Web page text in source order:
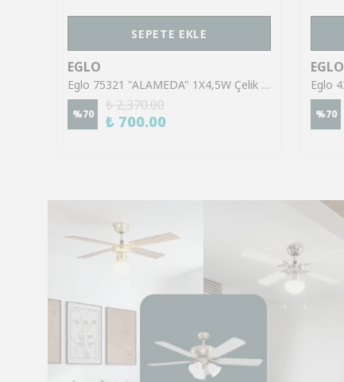
SEPETE EKLE
EGLO
Eglo 75321 "ALAMEDA" 1X4,5W Çelik Nikel Mat Sıva Üstü Spot
%70
₺ 2,370.00
₺ 700.00
EGLO
%70